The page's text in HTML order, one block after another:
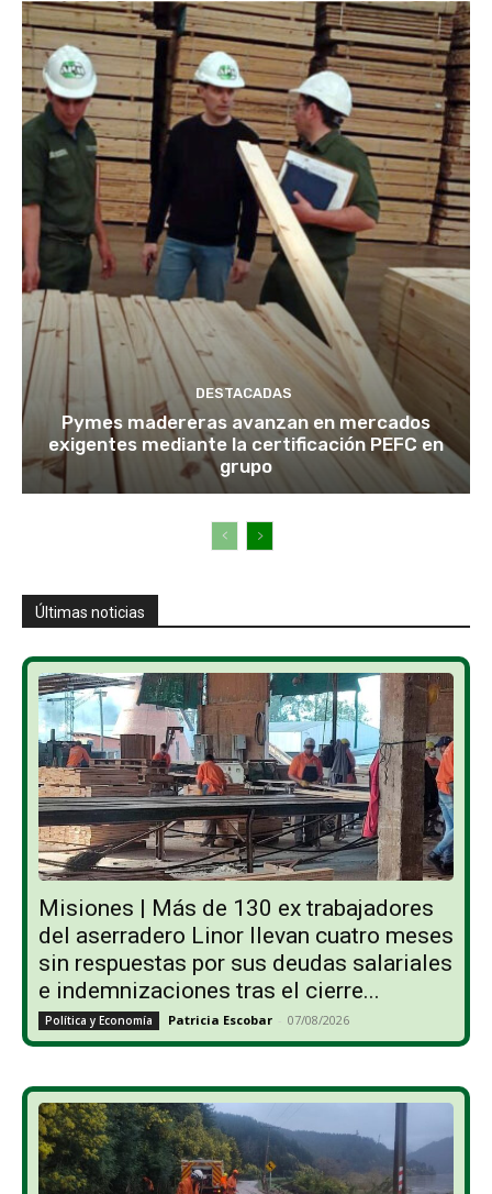
DESTACADAS
Pymes madereras avanzan en mercados
exigentes mediante la certificación PEFC en
grupo
Últimas noticias
Misiones | Más de 130 ex trabajadores
del aserradero Linor llevan cuatro meses
sin respuestas por sus deudas salariales
e indemnizaciones tras el cierre...
Política y Economía Patricia Escobar - 07/08/2026